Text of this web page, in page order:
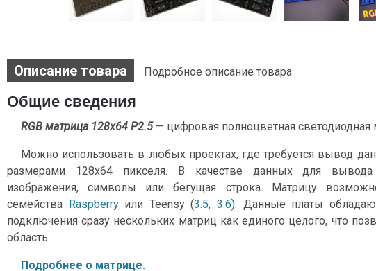
Описание товара Подробное описание товара
Общие сведения
RGB матрица 128x64 P2.5— цифровая полноцветная светодиодная
Можно использовать в любых проектах, где требуется вывод
размерами 128x64 пикселя. В качестве данных для вывода
изображения, символы или бегущая строка. Матрицу
семейства Raspberryили Teensy (3.5,3.6). Данные платы
подключения сразу нескольких матриц как единого целого, что
область.
Подробнее о матрице.